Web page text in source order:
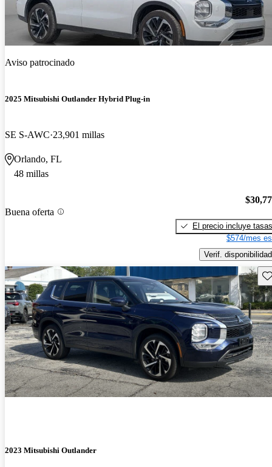
Aviso patrocinado
2025 Mitsubishi Outlander Hybrid Plug-in
SE S-AWC 23,901 millas
Orlando, FL
48 millas
Buena oferta
El precio incluye tasas
$574/mes
Verif. disponibilidad
2023 Mitsubishi Outlander